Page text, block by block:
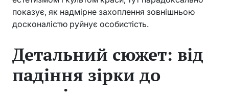
показує, як надмірне захоплення зовнішньою
досконалістю руйнує особистість.
Детальний сюжет: від
падіння зірки до